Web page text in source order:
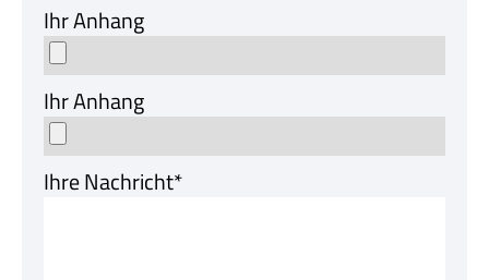
Ihr Anhang
Ihr Anhang
Ihre Nachricht*